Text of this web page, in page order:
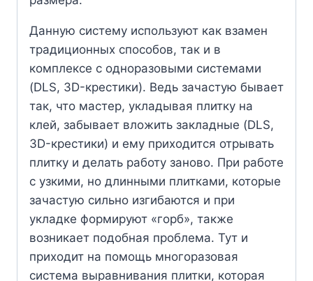
Данную систему используют как взамен
традиционных способов, так и в
комплексе с одноразовыми системами
(DLS, 3D-крестики). Ведь зачастую бывает
так, что мастер, укладывая плитку на
клей, забывает вложить закладные (DLS,
3D-крестики) и ему приходится отрывать
плитку и делать работу заново. При работе
с узкими, но длинными плитками, которые
зачастую сильно изгибаются и при
укладке формируют «горб», также
возникает подобная проблема. Тут и
приходит на помощь многоразовая
система выравнивания плитки, которая